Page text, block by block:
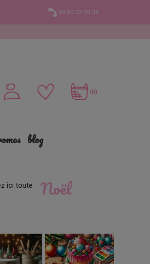
09.84.02.18.38
(0)
blog
Noël
ici toute